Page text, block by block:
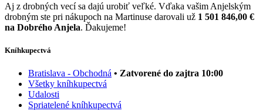
Aj z drobných vecí sa dajú urobiť veľké. Vďaka vašim Anjelským
drobným ste pri nákupoch na Martinuse darovali už 1 501 846,00 €
na Dobrého Anjela. Ďakujeme!
Kníhkupectvá
Bratislava - Obchodná • Zatvorené do zajtra 10:00
Všetky kníhkupectvá
Udalosti
Spriatelené kníhkupectvá